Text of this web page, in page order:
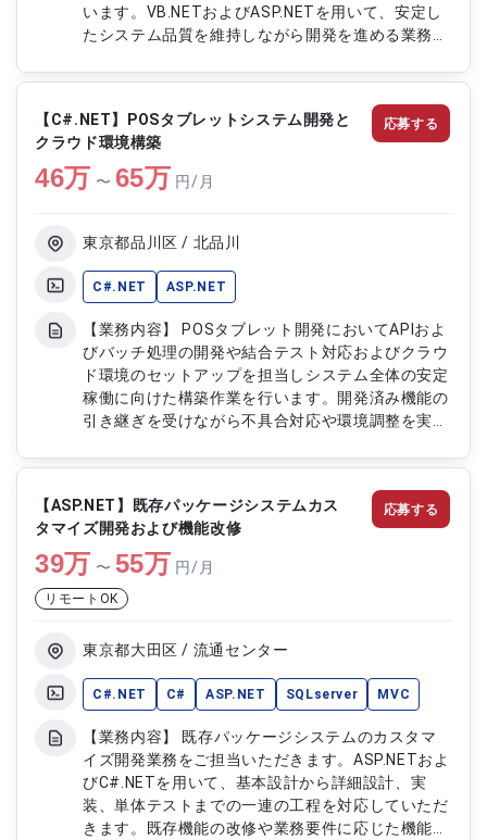
います。VB.NETおよびASP.NETを用いて、安定し
たシステム品質を維持しながら開発を進める業務で
ー対応 ・VBNETおよびASPNETを用いたシステム
開発 ・既存機能の改修および機能追加対応 ・単体
テストの実施および結果確認 ・不具合修正および
調査対応
【C#.NET】POSタブレットシステム開発と
クラウド環境構築
46万 〜 65万 円/月
東京都品川区 / 北品川
C#.NET ASP.NET
【業務内容】 POSタブレット開発においてAPIおよ
びバッチ処理の開発や結合テスト対応およびクラウ
ド環境のセットアップを担当しシステム全体の安定
稼働に向けた構築作業を行います。開発済み機能の
引き継ぎを受けながら不具合対応や環境調整を実施
を推進します 【作業内容】 ・APIおよびバッチ処理
の開発および引き継ぎ対応 ・結合テストの準備お
よび実施対応 ・Azure環境のセットアップおよび構
築支援 ・不具合対応およびシステム調整作業 ・ク
ラウドデータベースの対応および最適化対応
応募する
【ASP.NET】既存パッケージシステムカス
タマイズ開発および機能改修
39万 〜 55万 円/月
リモートOK
東京都大田区 / 流通センター
C#.NET C# ASP.NET SQLserver MVC
【業務内容】 既存パッケージシステムのカスタマ
イズ開発業務をご担当いただきます。ASP.NETおよ
びC#.NETを用いて、基本設計から詳細設計、実
装、単体テストまでの一連の工程を対応していただ
きます。既存機能の改修や業務要件に応じた機能追
応募する